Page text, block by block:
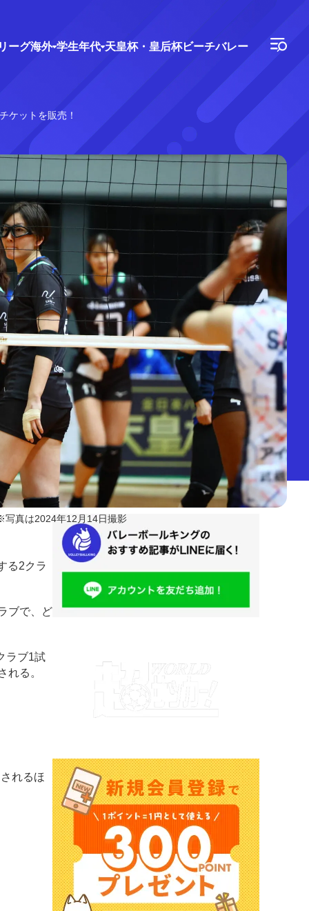
ーグ海外 学生年代 天皇杯・皇后杯ビーチバレー
ケットを販売！
真は2024年12月14日撮影
る2クラ
ブで、ど
ラブ1試
れる。
れるほ